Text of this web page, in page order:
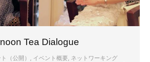
Tea Dialogue
（公開） , イベント概要, ネットワーキング